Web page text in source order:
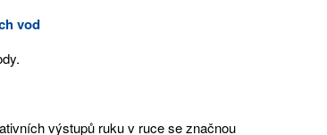
vod
výstupů ruku v ruce se značnou